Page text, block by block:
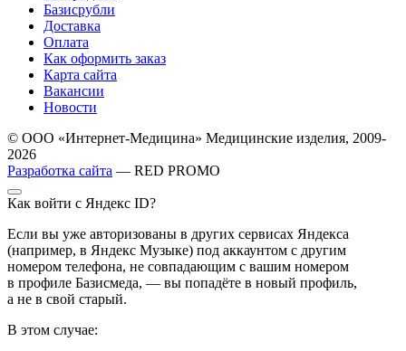
Базисрубли
Доставка
Оплата
Как оформить заказ
Карта сайта
Вакансии
Новости
© ООО «Интернет-Медицина» Медицинские изделия, 2009-
2026
Разработка сайта — RED PROMO
Как войти с Яндекс ID?
Если вы уже авторизованы в других сервисах Яндекса
(например, в Яндекс Музыке) под аккаунтом с другим
номером телефона, не совпадающим с вашим номером
в профиле Базисмеда, — вы попадёте в новый профиль,
а не в свой старый.
В этом случае: